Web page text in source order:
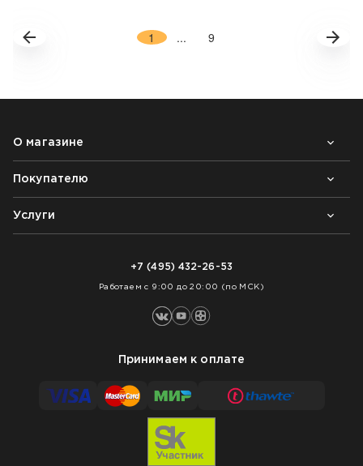
1 ... 9
О магазине
Почему выбирают нас
Контакты
Блог
Покупателю
Возврат товара
Как заказать
Услуги
+7 (495) 432-26-53
Работаем с 9:00 до 20:00 (по МСК)
Принимаем к оплате